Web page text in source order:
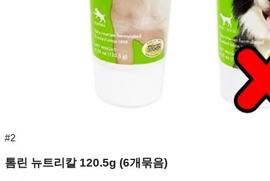
#2
톰린 뉴트리칼 120.5g (6개묶음)